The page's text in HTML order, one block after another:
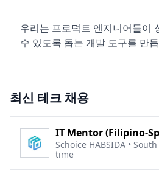
우리는 프로덕트 엔지니어들이
수 있도록 돕는 개발 도구를 만
최신 테크 채용
IT Mentor (Filipino-
Schoice HABSIDA •
time